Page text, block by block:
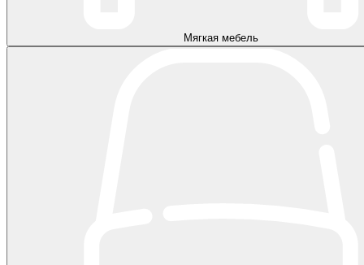
Мягкая мебель